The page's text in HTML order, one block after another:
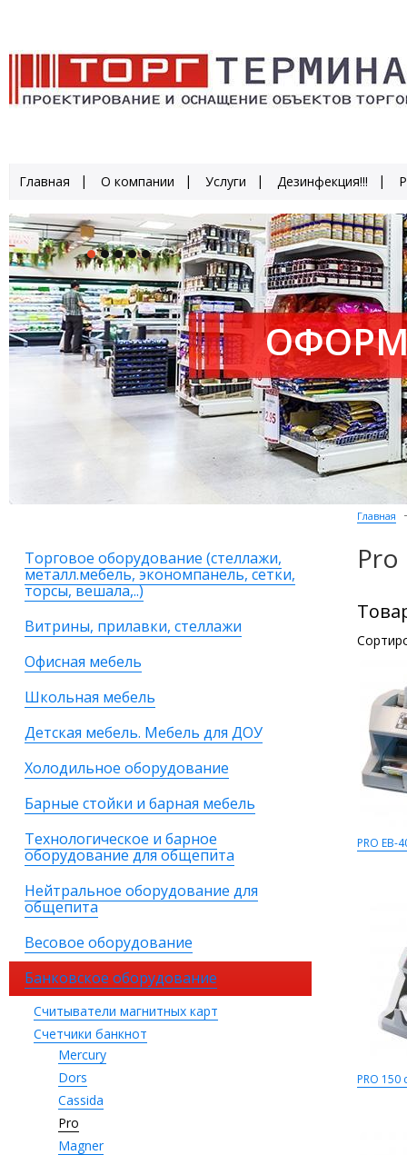
Главная О компании Услуги Дезинфекция!!!
Торговое оборудование (стеллажи,
металл.мебель, экономпанель, сетки,
торсы, вешала,..)
Витрины, прилавки, стеллажи
Офисная мебель
Школьная мебель
Детская мебель. Мебель для ДОУ
Холодильное оборудование
Барные стойки и барная мебель
Технологическое и барное
оборудование для общепита
Нейтральное оборудование для
общепита
Весовое оборудование
Банковское оборудование
Считыватели магнитных карт
Счетчики банкнот
Mercury
Dors
Cassida
Pro
Magner
Главная
Pro
PRO EB-
PRO 150